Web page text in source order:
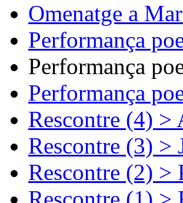
Omenatge a
Performança
Performança
Performança
Rescontre (4) >
Rescontre (3) >
Rescontre (2)